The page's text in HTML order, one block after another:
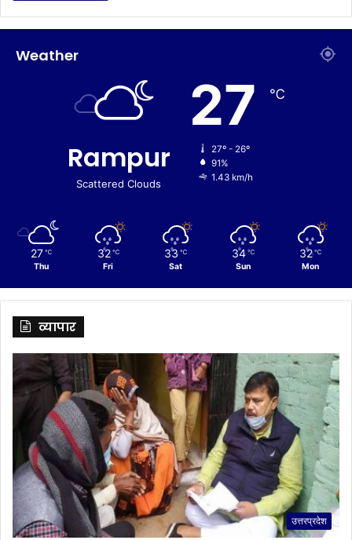
Weather
Rampur
Scattered Clouds
27 ℃
27º - 26º
91%
1.43 km/h
27 ℃
Thu
32 ℃
Fri
33 ℃
Sat
34 ℃
Sun
32 ℃
Mon
व्यापार
उत्तरप्रदेश